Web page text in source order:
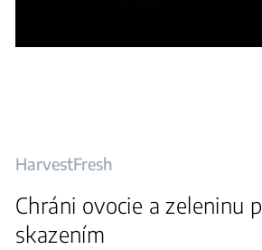
HarvestFresh
Chráni ovocie a zeleninu
skazením